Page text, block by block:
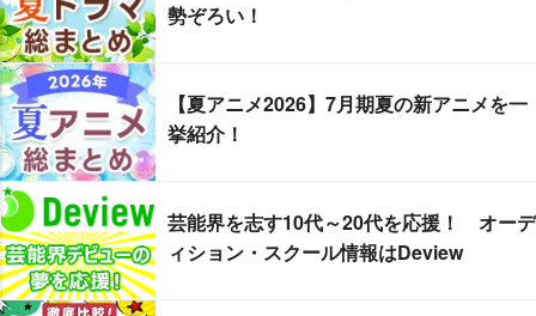
勢ぞろい！
【夏アニメ2026】7月期夏の新アニメを一
挙紹介！
芸能界を志す10代～20代を応援！ オーデ
ィション・スクール情報はDeview